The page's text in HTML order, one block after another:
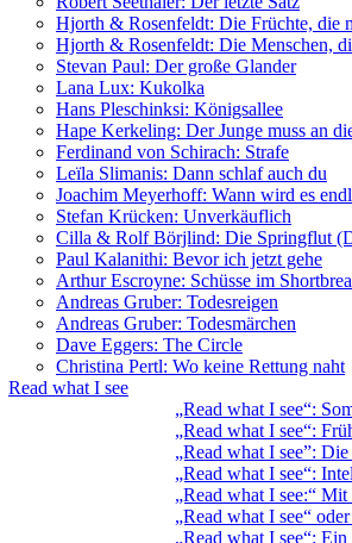
Hjorth & Rosenfeldt: Die Früchte, die
Hjorth & Rosenfeldt: Die Menschen,
Stevan Paul: Der große Glander
Lana Lux: Kukolka
Hans Pleschinksi: Königsallee
Hape Kerkeling: Der Junge muss an
Ferdinand von Schirach: Strafe
Leïla Slimanis: Dann schlaf auch du
Joachim Meyerhoff: Wann wird es
Stefan Krücken: Unverkäuflich
Cilla & Rolf Börjlind: Die Springflut
Paul Kalanithi: Bevor ich jetzt gehe
Arthur Escroyne: Schüsse im
Andreas Gruber: Todesreigen
Andreas Gruber: Todesmärchen
Dave Eggers: The Circle
Christina Pertl: Wo keine Rettung naht
Read what I see
„Read what I see“:
„Read what I see“:
„Read what I see”:
„Read what I see“:
„Read what I see:“
„Read what I see“
„Read what I see“: Ein